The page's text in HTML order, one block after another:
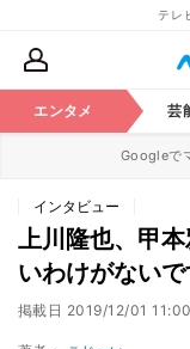
テレ
エンタメ 芸
Googleで
インタビュー
上川隆也、甲
いわけがないで
掲載日 2019/12/01 11:00